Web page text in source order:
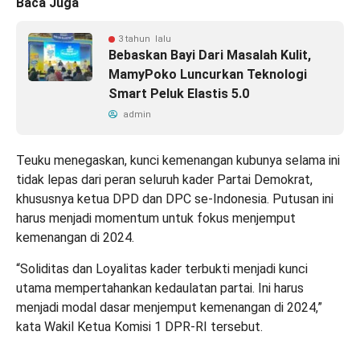
3 tahun lalu
Bebaskan Bayi Dari Masalah Kulit,
MamyPoko Luncurkan Teknologi
Smart Peluk Elastis 5.0
admin
Teuku menegaskan, kunci kemenangan kubunya selama ini
tidak lepas dari peran seluruh kader Partai Demokrat,
khususnya ketua DPD dan DPC se-Indonesia. Putusan ini
harus menjadi momentum untuk fokus menjemput
kemenangan di 2024.
“Soliditas dan Loyalitas kader terbukti menjadi kunci
utama mempertahankan kedaulatan partai. Ini harus
menjadi modal dasar menjemput kemenangan di 2024,”
kata Wakil Ketua Komisi 1 DPR-RI tersebut.